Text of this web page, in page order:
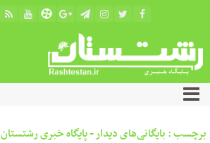
برچسب : بایگانی‌های دیدار - پایگاه خبری رشتستان